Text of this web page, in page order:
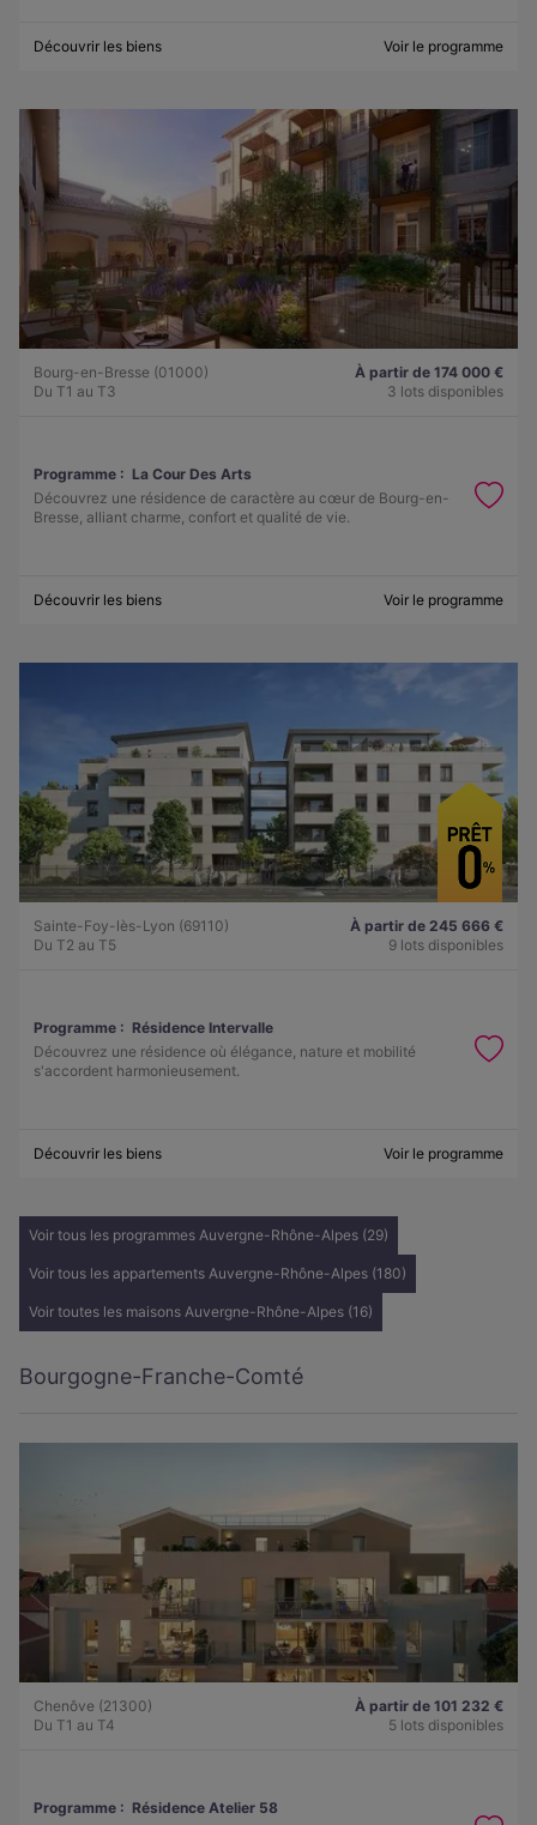
Découvrir les biens Voir le programme
Bourg-en-Bresse (01000)
Du T1 au T3
À partir de 174 000 €
3 lots disponibles
Programme : La Cour Des Arts
Découvrez une résidence de caractère au cœur de Bourg-en-
Bresse, alliant charme, confort et qualité de vie.
Découvrir les biens Voir le programme
Sainte-Foy-lès-Lyon (69110)
Du T2 au T5
À partir de 245 666 €
9 lots disponibles
Programme : Résidence Intervalle
Découvrez une résidence où élégance, nature et mobilité
s'accordent harmonieusement.
Découvrir les biens Voir le programme
Voir tous les programmes Auvergne-Rhône-Alpes (29)
Voir tous les appartements Auvergne-Rhône-Alpes (180)
Voir toutes les maisons Auvergne-Rhône-Alpes (16)
Bourgogne-Franche-Comté
Chenôve (21300)
Du T1 au T4
À partir de 101 232 €
5 lots disponibles
Programme : Résidence Atelier 58